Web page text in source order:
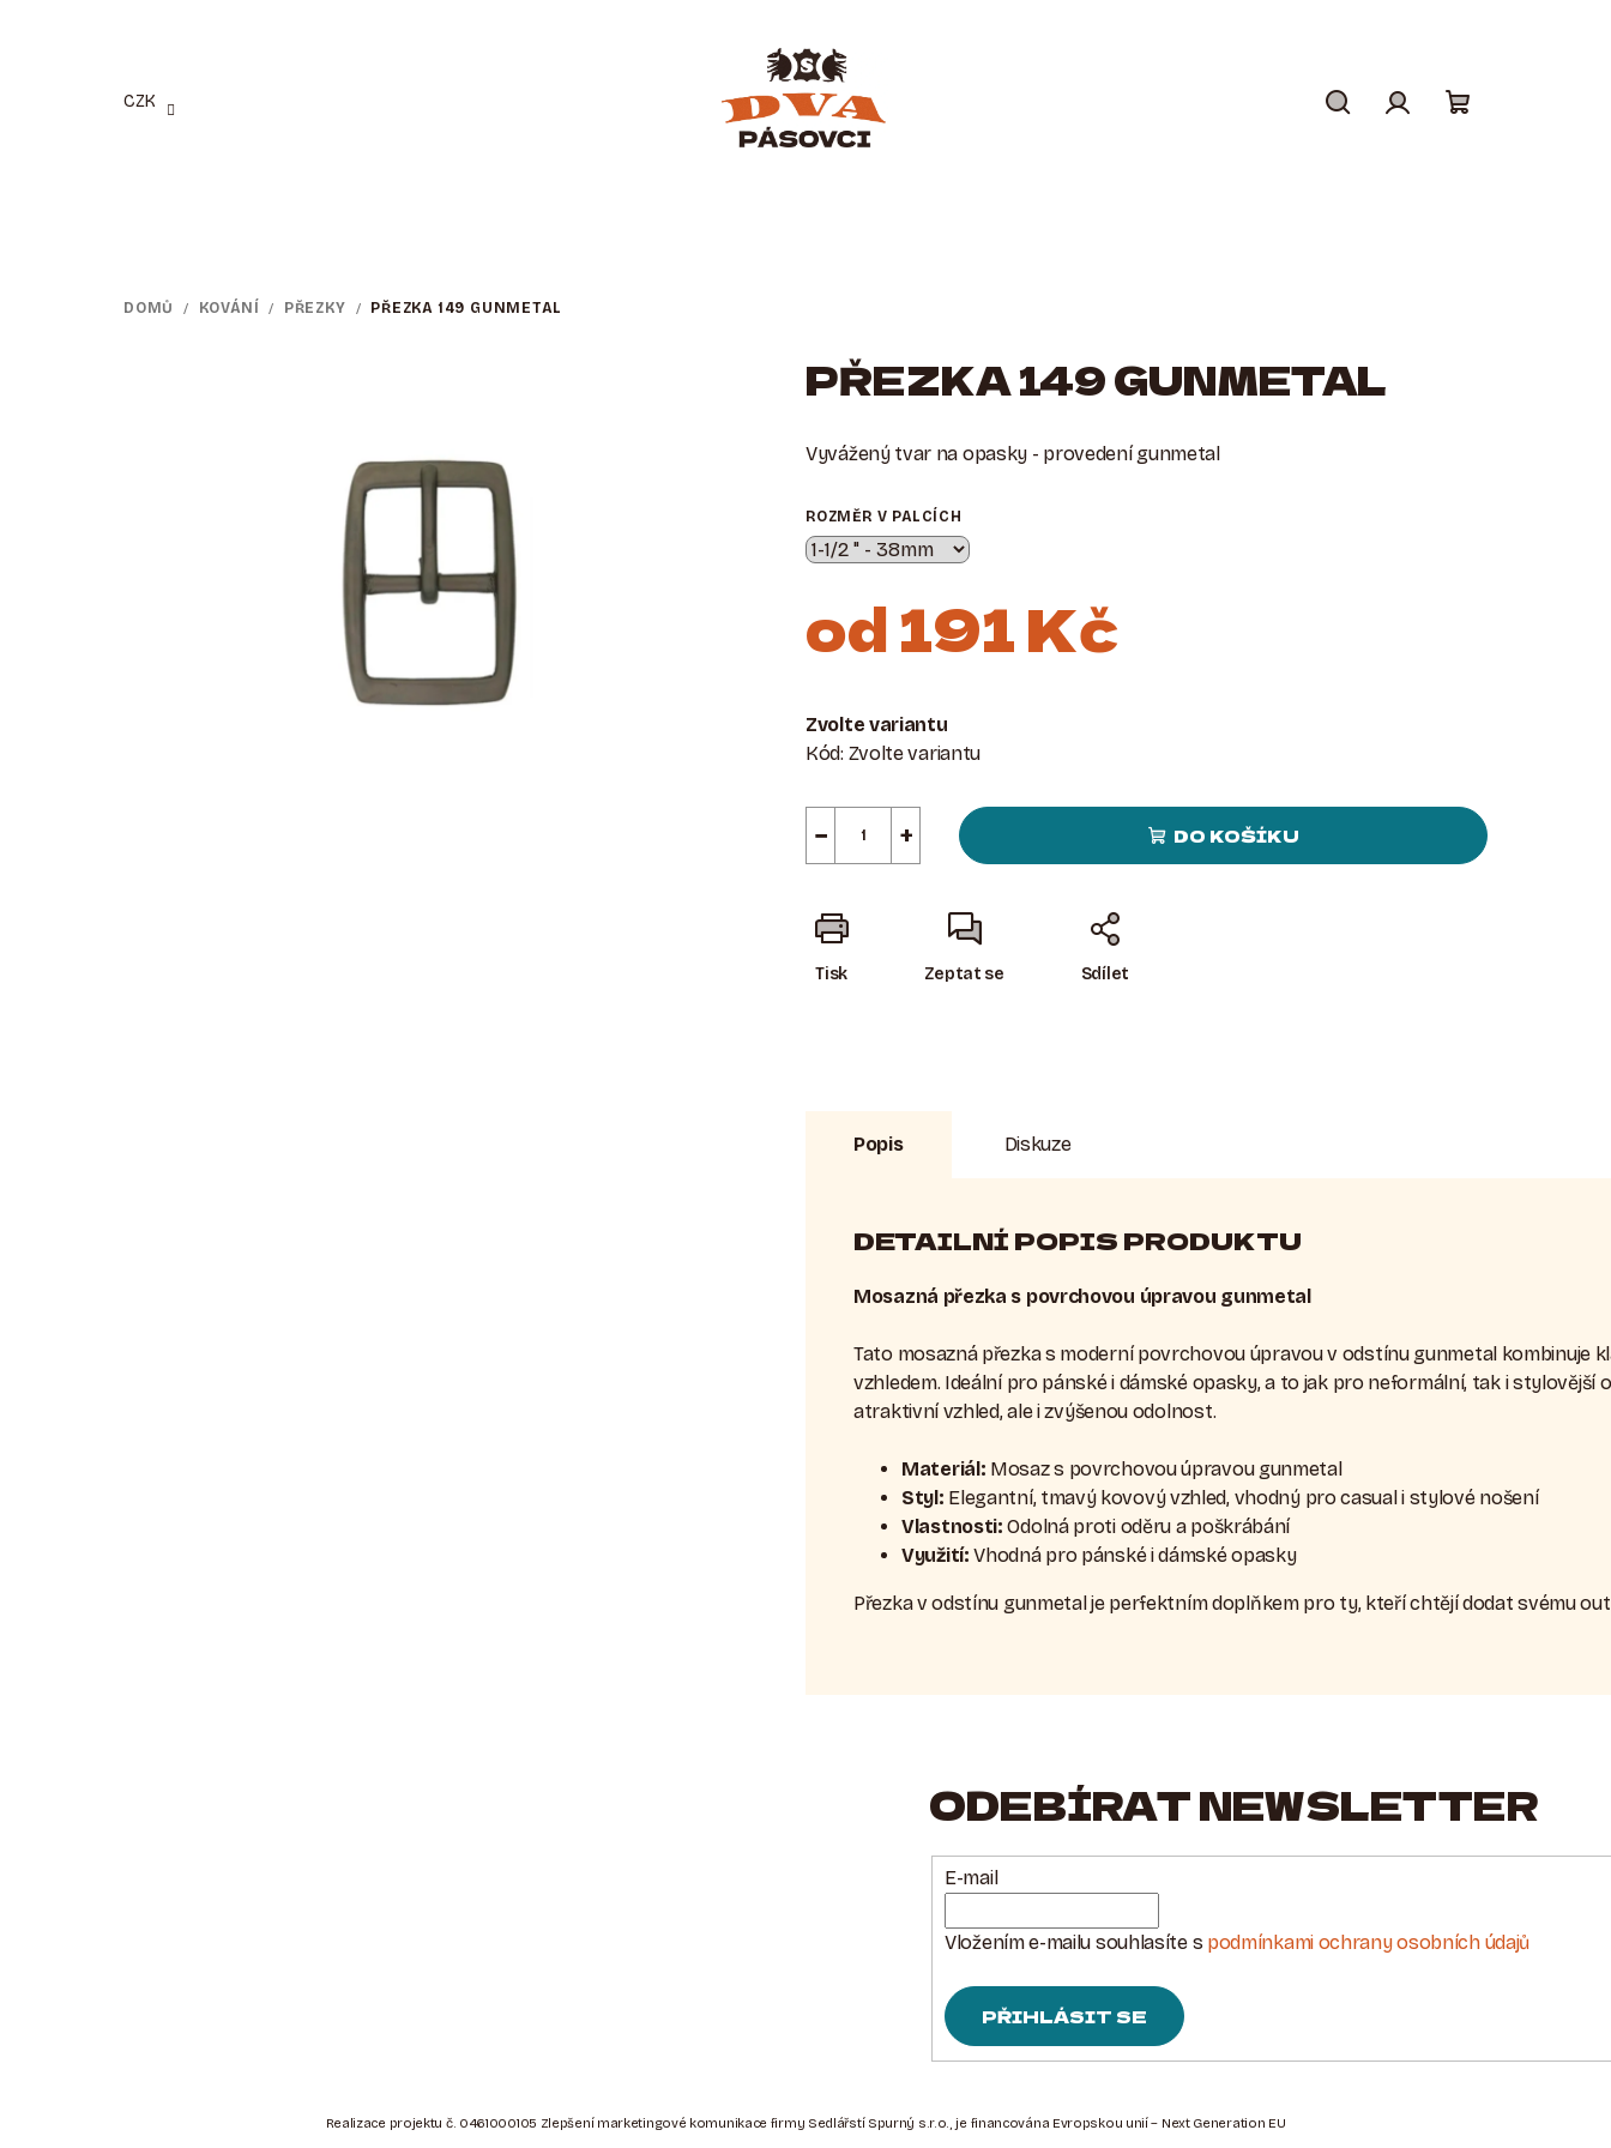
CZK
DOMŮ / KOVÁNÍ / PŘEZKY / PŘEZKA 149 GUNMETAL
PŘEZKA 149 GUNMETAL
Vyvážený tvar na opasky - provedení gunmetal
ROZMĚR V PALCÍCH
od191 Kč
cena:
Zvolte variantu
Kód: Zvolte variantu
+
− DO KOŠÍKU
Tisk Zeptat se Sdílet
Popis Diskuze
DETAILNÍ POPIS PRODUKTU
Mosazná přezka s povrchovou úpravou gunmetal
Tato mosazná přezka s moderní povrchovou úpravou v odstínu gunmetal kombinuje
vzhledem. Ideální pro pánské i dámské opasky, a to jak pro neformální, tak i stylovější
atraktivní vzhled, ale i zvýšenou odolnost.
Materiál: Mosaz s povrchovou úpravou gunmetal
Styl: Elegantní, tmavý kovový vzhled, vhodný pro casual i stylové nošení
Vlastnosti: Odolná proti oděru a poškrábání
Využití: Vhodná pro pánské i dámské opasky
Přezka v odstínu gunmetal je perfektním doplňkem pro ty, kteří chtějí dodat svému
ODEBÍRAT NEWSLETTER
E-mail
Vložením e-mailu souhlasíte s podmínkami ochrany osobních údajů
PŘIHLÁSIT SE
Realizace projektu č. 0461000105 Zlepšení marketingové komunikace firmy Sedlářstí Spurný s.r.o., je financována Evropskou unií – Next Generation EU